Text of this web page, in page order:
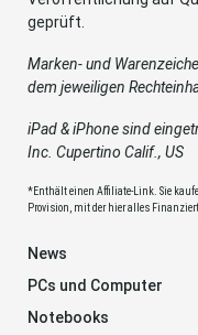
geprüft.
Marken- und
dem jeweiligen
iPad & iPhone sind
Inc. Cupertino Calif., US
*Enthält einen Affiliate-Link. Sie
Provision, mit der hier alles
News
PCs und Computer
Notebooks